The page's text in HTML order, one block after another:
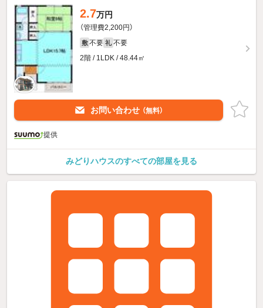
2.7万円
（管理費2,200円）
敷 不要 礼 不要
2階 / 1LDK / 48.44㎡
お問い合わせ （無料）
提供
みどりハウスのすべての部屋を見る